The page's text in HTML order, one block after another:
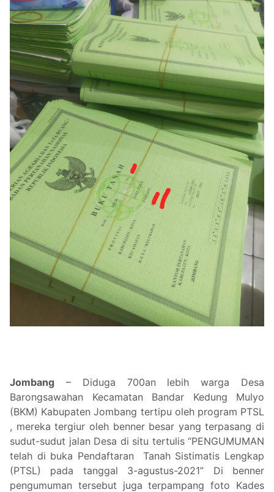
Jombang – Diduga 700an lebih warga Desa
Barongsawahan Kecamatan Bandar Kedung Mulyo
(BKM) Kabupaten Jombang tertipu oleh program PTSL
, mereka tergiur oleh benner besar yang terpasang di
sudut-sudut jalan Desa di situ tertulis “PENGUMUMAN
telah di buka Pendaftaran Tanah Sistimatis Lengkap
(PTSL) pada tanggal 3-agustus-2021” Di benner
pengumuman tersebut juga terpampang foto Kades